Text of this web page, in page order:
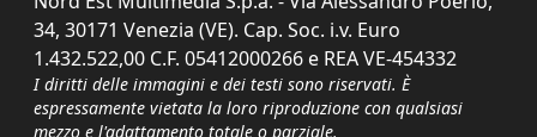
34, 30171 Venezia (VE). Cap. Soc. i.v. Euro
1.432.522,00 C.F. 05412000266 e REA VE-454332
I diritti delle immagini e dei testi sono riservati. È
espressamente vietata la loro riproduzione con qualsiasi
mezzo e l'adattamento totale o parziale.